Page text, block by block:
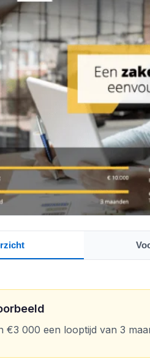
€3 000 een looptijd van 3